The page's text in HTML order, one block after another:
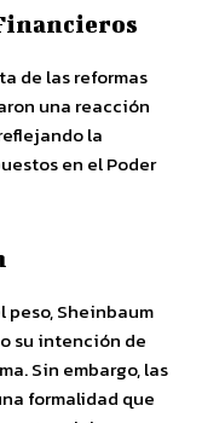
de las reformas
una reacción
la
en el Poder
Sheinbaum
su intención de
Sin embargo, las
formalidad que